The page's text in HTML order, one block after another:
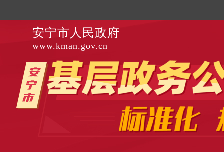
安宁市人民政府
www.kman.gov.cn